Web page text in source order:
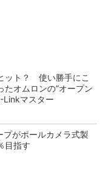
ット？ 使い勝手にこ
たオムロンの“オープン
Linkマスター
がポールカメラ式製
目指す